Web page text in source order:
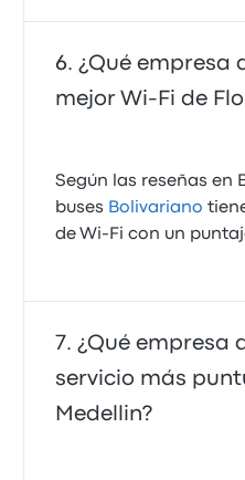
¿Qué empresa
mejor Wi-Fi de
Según las reseñas en
buses Bolivariano
de Wi‑Fi con un
¿Qué empresa
servicio más
Medellin?